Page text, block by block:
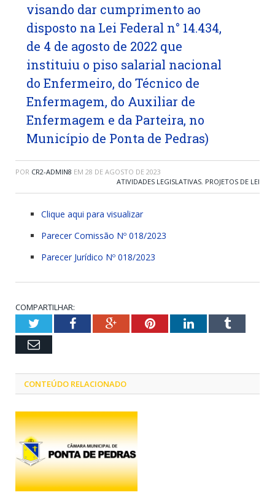
visando dar cumprimento ao
disposto na Lei Federal n° 14.434,
de 4 de agosto de 2022 que
instituiu o piso salarial nacional
do Enfermeiro, do Técnico de
Enfermagem, do Auxiliar de
Enfermagem e da Parteira, no
Município de Ponta de Pedras)
POR CR2-ADMIN8 EM 28 DE AGOSTO DE 2023
ATIVIDADES LEGISLATIVAS, PROJETOS DE LEI
Clique aqui para visualizar
Parecer Comissão Nº 018/2023
Parecer Jurídico Nº 018/2023
COMPARTILHAR:
TwitterFacebookGoogle+PinterestLinkedInTumblr
Email
CONTEÚDO RELACIONADO